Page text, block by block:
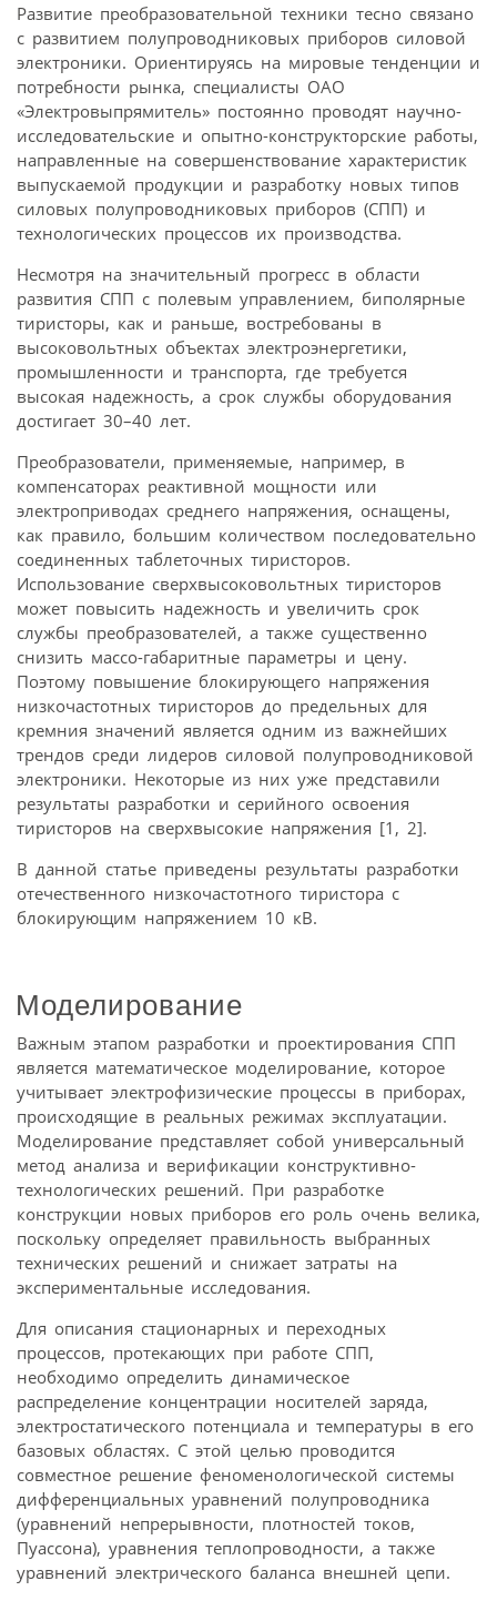
Развитие преобразовательной техники тесно связано
с развитием полупроводниковых приборов силовой
электроники. Ориентируясь на мировые тенденции и
потребности рынка, специалисты ОАО
«Электровыпрямитель» постоянно проводят научно-
исследовательские и опытно-конструкторские работы,
направленные на совершенствование характеристик
выпускаемой продукции и разработку новых типов
силовых полупроводниковых приборов (СПП) и
технологических процессов их производства.
Несмотря на значительный прогресс в области
развития СПП с полевым управлением, биполярные
тиристоры, как и раньше, востребованы в
высоковольтных объектах электроэнергетики,
промышленности и транспорта, где требуется
высокая надежность, а срок службы оборудования
достигает 30–40 лет.
Преобразователи, применяемые, например, в
компенсаторах реактивной мощности или
электроприводах среднего напряжения, оснащены,
как правило, большим количеством последовательно
соединенных таблеточных тиристоров.
Использование сверхвысоковольтных тиристоров
может повысить надежность и увеличить срок
службы преобразователей, а также существенно
снизить массо-габаритные параметры и цену.
Поэтому повышение блокирующего напряжения
низкочастотных тиристоров до предельных для
кремния значений является одним из важнейших
трендов среди лидеров силовой полупроводниковой
электроники. Некоторые из них уже представили
результаты разработки и серийного освоения
тиристоров на сверхвысокие напряжения [1, 2].
В данной статье приведены результаты разработки
отечественного низкочастотного тиристора с
блокирующим напряжением 10 кВ.
Моделирование
Важным этапом разработки и проектирования СПП
является математическое моделирование, которое
учитывает электрофизические процессы в приборах,
происходящие в реальных режимах эксплуатации.
Моделирование представляет собой универсальный
метод анализа и верификации конструктивно-
технологических решений. При разработке
конструкции новых приборов его роль очень велика,
поскольку определяет правильность выбранных
технических решений и снижает затраты на
экспериментальные исследования.
Для описания стационарных и переходных
процессов, протекающих при работе СПП,
необходимо определить динамическое
распределение концентрации носителей заряда,
электростатического потенциала и температуры в его
базовых областях. С этой целью проводится
совместное решение феноменологической системы
дифференциальных уравнений полупроводника
(уравнений непрерывности, плотностей токов,
Пуассона), уравнения теплопроводности, а также
уравнений электрического баланса внешней цепи.